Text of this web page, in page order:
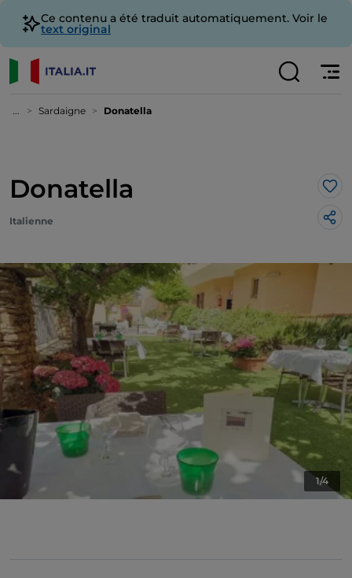
Ce contenu a été traduit automatiquement. Voir le
text original
... Sardaigne Donatella
Donatella
Italienne
1/4